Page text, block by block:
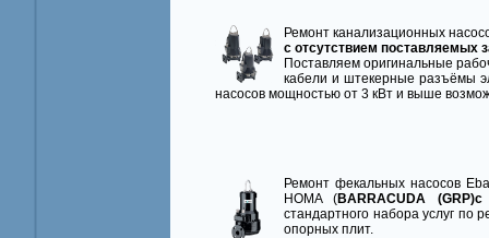
Ремонт канализационных
с отсутствием поставляемых
Поставляем оригинальные
кабели и штекерные разъёмы
насосов мощностью от 3 кВт и выше
Ремонт фекальных насосов
HOMA (BARRACUDA
стандартного набора услуг по
опорных плит.